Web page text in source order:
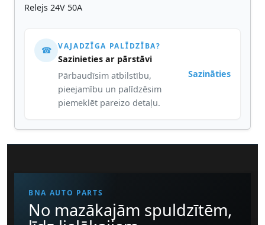
Relejs 24V 50A
☎ VAJADZĪGA PALĪDZĪBA?
Sazinieties ar pārstāvi
Pārbaudīsim atbilstību,
pieejamību un palīdzēsim
piemeklēt pareizo detaļu.
Sazināties
BNA AUTO PARTS
No mazākajām spuldzītēm,